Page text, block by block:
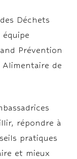
Déchets
Prévention
de
répondre à
pratiques
et mieux